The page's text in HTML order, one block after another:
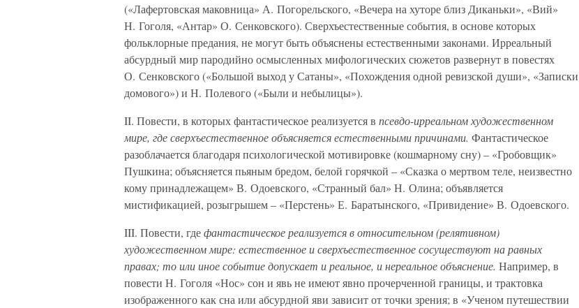
(«Лафертовская маковница» А. Погорельского, «Вечера на хуторе близ Диканьки», «Вий»
Н. Гоголя, «Антар» О. Сенковского). Сверхъестественные события, в основе которых
фольклорные предания, не могут быть объяснены естественными законами. Ирреальный
абсурдный мир пародийно осмысленных мифологических сюжетов развернут в повестях
О. Сенковского («Большой выход у Сатаны», «Похождения одной ревизской души», «Записки
домового») и Н. Полевого («Были и небылицы»).
II. Повести, в которых фантастическое реализуется в псевдо-ирреальном художественном
мире, где сверхъестественное объясняется естественными причинами. Фантастическое
разоблачается благодаря психологической мотивировке (кошмарному сну) – «Гробовщик»
Пушкина; объясняется пьяным бредом, белой горячкой – «Сказка о мертвом теле, неизвестно
кому принадлежащем» В. Одоевского, «Странный бал» Н. Олина; объявляется
мистификацией, розыгрышем – «Перстень» Е. Баратынского, «Привидение» В. Одоевского.
III. Повести, гдефантастическое реализуется в относительном (релятивном)
художественном мире: естественное и сверхъестественное сосуществуют на равных
правах; то или иное событие допускает и реальное, и нереальное объяснение. Например, в
повести Н. Гоголя «Нос» сон и явь не имеют явно прочерченной границы, и трактовка
изображенного как сна или абсурдной яви зависит от точки зрения; в «Ученом путешествии